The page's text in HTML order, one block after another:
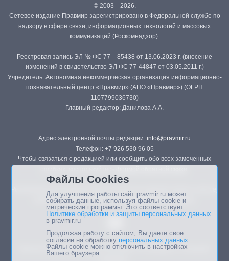
© 2003—2026.
Сетевое издание Правмир зарегистрировано в Федеральной службе по
надзору в сфере связи, информационных технологий и массовых
коммуникаций (Роскомнадзор).
Реестровая запись ЭЛ № ФС 77 – 85438 от 13.06.2023 г. (внесение
изменений в свидетельство ЭЛ ФС 77-44847 от 03.05.2011 г.)
Учредитель: Автономная некоммерческая организация информационно-
познавательный центр «Правмир» (АНО «Правмир») (ОГРН
1107799036730)
Главный редактор: Данилова А.А.
Адрес электронной почты редакции: info@pravmir.ru
Телефон: +7 926 530 96 05
Чтобы связаться с редакцией или сообщить обо всех замеченных
Републикация материалов сайта в печатных изданиях (книгах, прессе)
возможна только с письменного разрешения редакции.
Мнение авторов статей портала может не совпадать с позицией
Файлы Cookies
Для улучшения работы сайт pravmir.ru может
собирать данные, используя файлы cookie и
метрические программы. Это соответствует
Политике обработки и защиты персональных данных
в pravmir.ru
Продолжая работу с сайтом, Вы даете свое
согласие на обработку персональных данных.
Файлы cookie можно отключить в настройках
Вашего браузера.